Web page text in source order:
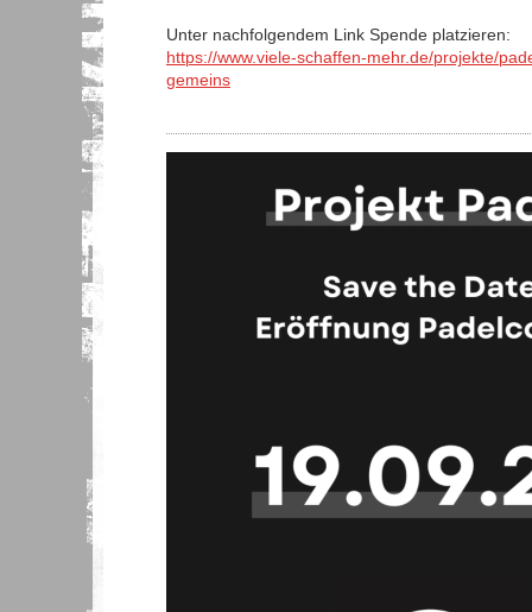
Unter nachfolgendem Link Spende platzieren:
https://www.viele-schaffen-mehr.de/projekte/
gemeins